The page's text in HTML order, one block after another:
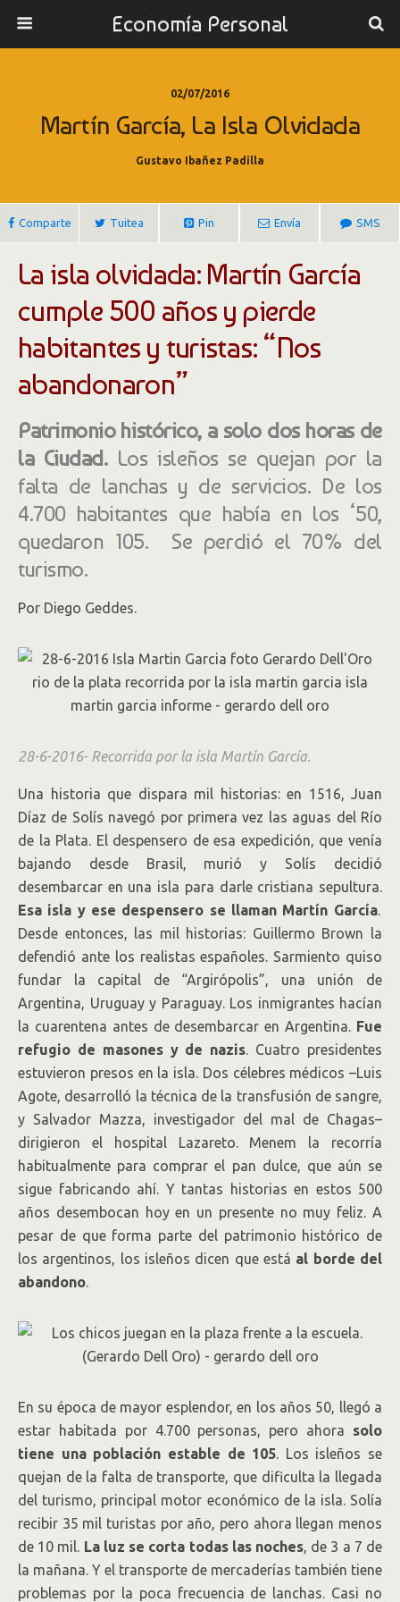
Economía Personal
02/07/2016
Martín García, La Isla Olvidada
Gustavo Ibañez Padilla
Comparte Tuitea Pin Envía SMS
La isla olvidada: Martín García
cumple 500 años y pierde
habitantes y turistas: “Nos
abandonaron”
Patrimonio histórico, a solo dos horas de
la Ciudad. Los isleños se quejan por la
falta de lanchas y de servicios. De los
4.700 habitantes que había en los ‘50,
quedaron 105. Se perdió el 70% del
turismo.
Por Diego Geddes.
28-6-2016- Recorrida por la isla Martín García.
Una historia que dispara mil historias: en 1516, Juan
Díaz de Solís navegó por primera vez las aguas del Río
de la Plata. El despensero de esa expedición, que venía
bajando desde Brasil, murió y Solís decidió
desembarcar en una isla para darle cristiana sepultura.
Esa isla y ese despensero se llaman Martín García.
Desde entonces, las mil historias: Guillermo Brown la
defendió ante los realistas españoles. Sarmiento quiso
fundar la capital de “Argirópolis”, una unión de
Argentina, Uruguay y Paraguay. Los inmigrantes hacían
la cuarentena antes de desembarcar en Argentina. Fue
refugio de masones y de nazis. Cuatro presidentes
estuvieron presos en la isla. Dos célebres médicos –Luis
Agote, desarrolló la técnica de la transfusión de sangre,
y Salvador Mazza, investigador del mal de Chagas–
dirigieron el hospital Lazareto. Menem la recorría
habitualmente para comprar el pan dulce, que aún se
sigue fabricando ahí. Y tantas historias en estos 500
años desembocan hoy en un presente no muy feliz. A
pesar de que forma parte del patrimonio histórico de
los argentinos, los isleños dicen que está al borde del
abandono.
En su época de mayor esplendor, en los años 50, llegó a
estar habitada por 4.700 personas, pero ahora solo
tiene una población estable de 105. Los isleños se
quejan de la falta de transporte, que dificulta la llegada
del turismo, principal motor económico de la isla. Solía
recibir 35 mil turistas por año, pero ahora llegan menos
de 10 mil. La luz se corta todas las noches, de 3 a 7 de
la mañana. Y el transporte de mercaderías también tiene
problemas por la poca frecuencia de lanchas. Casi no